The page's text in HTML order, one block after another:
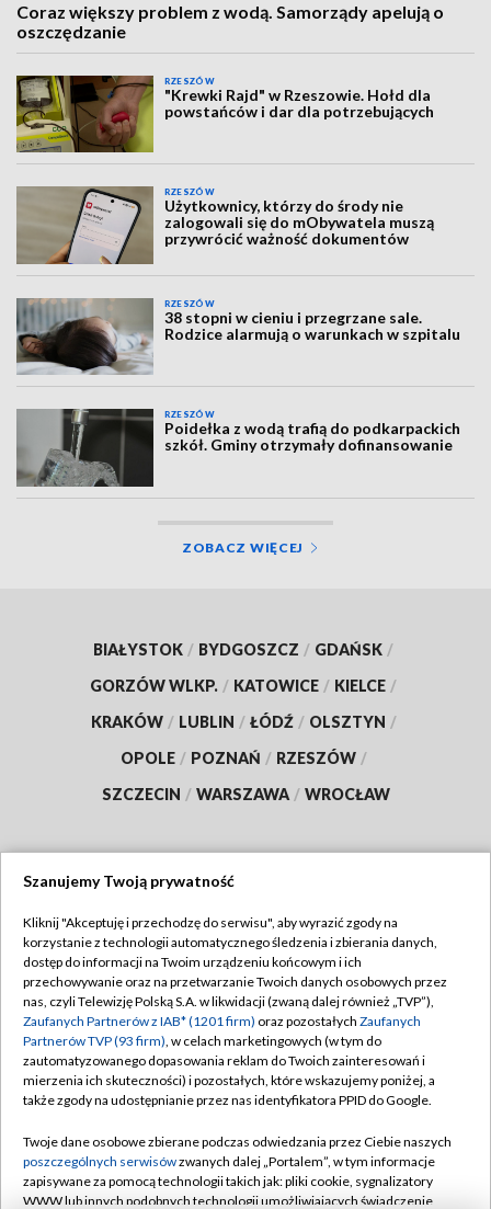
Coraz większy problem z wodą. Samorządy apelują o
oszczędzanie
RZESZÓW
"Krewki Rajd" w Rzeszowie. Hołd dla
powstańców i dar dla potrzebujących
RZESZÓW
Użytkownicy, którzy do środy nie
zalogowali się do mObywatela muszą
przywrócić ważność dokumentów
RZESZÓW
38 stopni w cieniu i przegrzane sale.
Rodzice alarmują o warunkach w szpitalu
RZESZÓW
Poidełka z wodą trafią do podkarpackich
szkół. Gminy otrzymały dofinansowanie
ZOBACZ WIĘCEJ
BIAŁYSTOK / BYDGOSZCZ / GDAŃSK /
GORZÓW WLKP. / KATOWICE / KIELCE /
KRAKÓW / LUBLIN / ŁÓDŹ / OLSZTYN /
OPOLE / POZNAŃ / RZESZÓW /
SZCZECIN / WARSZAWA / WROCŁAW
TVP
Abonament TVP
Emisja w TVP
Centrum informacji TVP
Naziemna Telewizja Cyfrowa
Rada Programowa
System NOS
Regulamin TVP
Polityka prywatności
Moje zgody
Pomoc
Kontakt
Szanujemy Twoją prywatność
Kliknij "Akceptuję i przechodzę do serwisu", aby wyrazić zgody na
korzystanie z technologii automatycznego śledzenia i zbierania danych,
dostęp do informacji na Twoim urządzeniu końcowym i ich
przechowywanie oraz na przetwarzanie Twoich danych osobowych przez
nas, czyli Telewizję Polską S.A. w likwidacji (zwaną dalej również „TVP”),
Zaufanych Partnerów z IAB* (1201 firm) oraz pozostałych Zaufanych
Partnerów TVP (93 firm), w celach marketingowych (w tym do
zautomatyzowanego dopasowania reklam do Twoich zainteresowań i
mierzenia ich skuteczności) i pozostałych, które wskazujemy poniżej, a
także zgody na udostępnianie przez nas identyfikatora PPID do Google.
Twoje dane osobowe zbierane podczas odwiedzania przez Ciebie naszych
poszczególnych serwisówzwanych dalej „Portalem”, w tym informacje
zapisywane za pomocą technologii takich jak: pliki cookie, sygnalizatory
WWW lub innych podobnych technologii umożliwiających świadczenie